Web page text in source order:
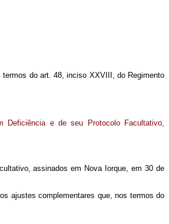
termos do art. 48, inciso XXVIII, do Regimento
e de seu Protocolo Facultativo,
assinados em Nova Iorque, em 30 de
ajustes complementares que, nos termos do